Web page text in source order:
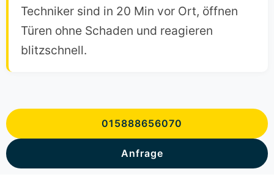
Techniker sind in 20 Min vor Ort, öffnen
Türen ohne Schaden und reagieren
blitzschnell.
015888656070
Anfrage